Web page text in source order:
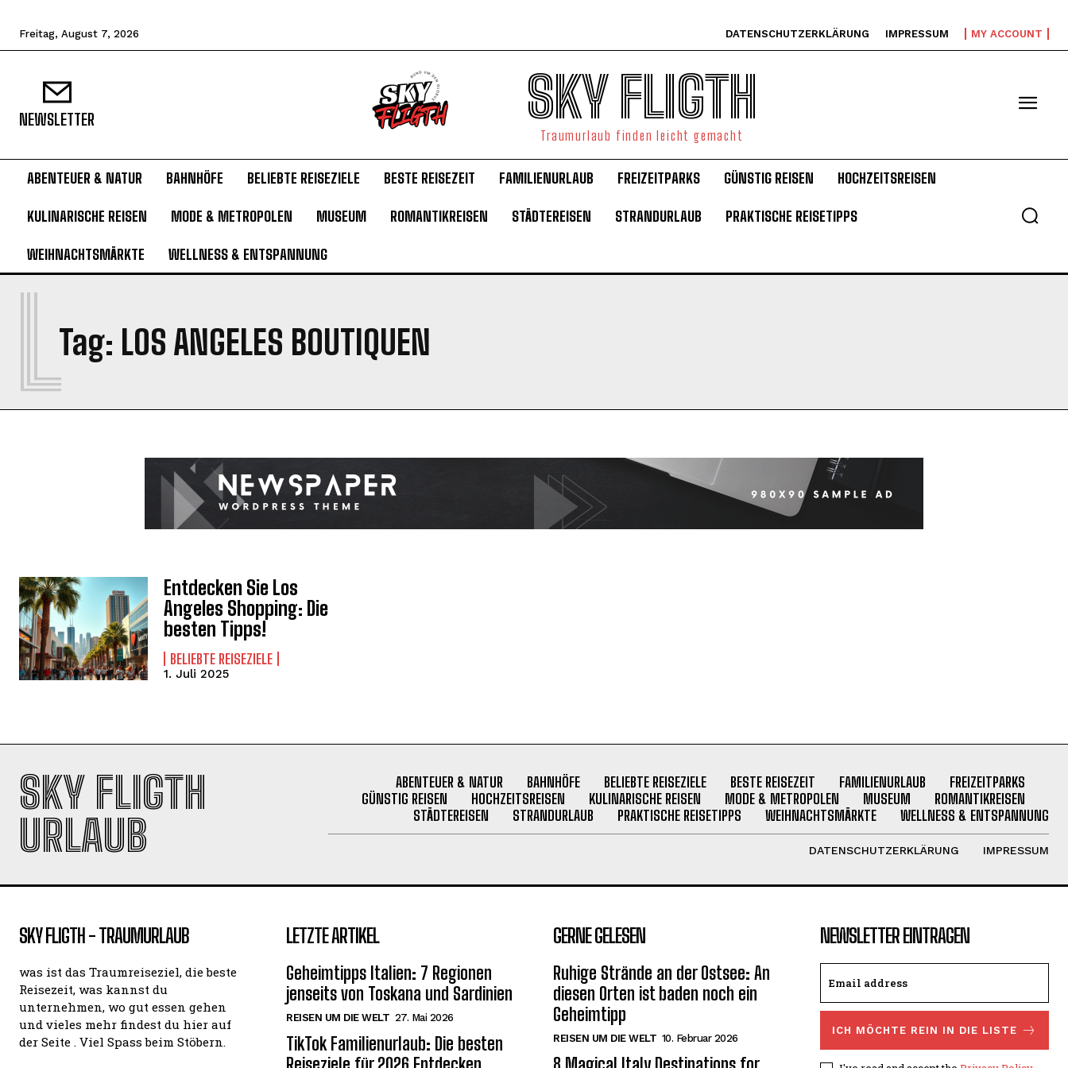
I WANT IN
Privacy Policy.
Freitag, August 7, 2026 DATENSCHUTZERKLÄRUNG IMPRESSUM MY ACCOUNT
NEWSLETTER SKY FLIGTH
Traumurlaub finden leicht gemacht
ABENTEUER & NATUR BAHNHÖFE BELIEBTE REISEZIELE BESTE REISEZEIT FAMILIENURLAUB FREIZEITPARKS GÜNSTIG REISEN HOCHZEITSREISEN
KULINARISCHE REISEN MODE & METROPOLEN MUSEUM ROMANTIKREISEN STÄDTEREISEN STRANDURLAUB PRAKTISCHE REISETIPPS
WEIHNACHTSMÄRKTE WELLNESS & ENTSPANNUNG
Tag: LOS ANGELES BOUTIQUEN
L
Entdecken Sie Los
Angeles Shopping: Die
besten Tipps!
BELIEBTE REISEZIELE
1. Juli 2025
SKY FLIGTH
URLAUB
ABENTEUER & NATUR BAHNHÖFE BELIEBTE REISEZIELE BESTE REISEZEIT FAMILIENURLAUB
FREIZEITPARKS
GÜNSTIG REISEN
HOCHZEITSREISEN KULINARISCHE REISEN MODE & METROPOLEN MUSEUM
ROMANTIKREISEN
STÄDTEREISEN
STRANDURLAUB PRAKTISCHE REISETIPPS WEIHNACHTSMÄRKTE WELLNESS & ENTSPANNUNG
DATENSCHUTZERKLÄRUNG IMPRESSUM
SKY FLIGTH - TRAUMURLAUB
was ist das Traumreiseziel, die beste
Reisezeit, was kannst du
unternehmen, wo gut essen gehen
und vieles mehr findest du hier auf
der Seite . Viel Spass beim Stöbern.
LETZTE ARTIKEL
Geheimtipps Italien: 7 Regionen
jenseits von Toskana und Sardinien
REISEN UM DIE WELT 27. Mai 2026
TikTok Familienurlaub: Die besten
GERNE GELESEN
Ruhige Strände an der Ostsee: An
diesen Orten ist baden noch ein
Geheimtipp
REISEN UM DIE WELT 10. Februar 2026
NEWSLETTER EINTRAGEN
ICH MÖCHTE REIN IN DIE LISTE